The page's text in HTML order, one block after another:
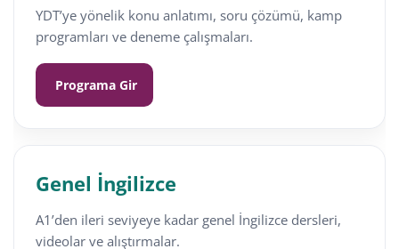
YDT’ye yönelik konu anlatımı, soru çözümü, kamp
programları ve deneme çalışmaları.
Programa Gir
Genel İngilizce
A1’den ileri seviyeye kadar genel İngilizce dersleri,
videolar ve alıştırmalar.